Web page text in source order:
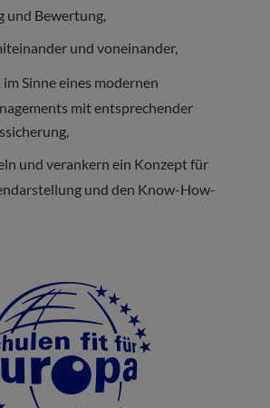
und Bewertung,
und voneinander,
Sinne eines modernen
mit entsprechender
und verankern ein Konzept für
und den Know-How-